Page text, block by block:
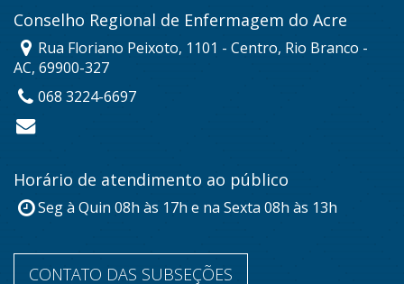
Conselho Regional de Enfermagem do Acre
Rua Floriano Peixoto, 1101 - Centro, Rio Branco -
AC, 69900-327
068 3224-6697
Horário de atendimento ao público
Seg à Quin 08h às 17h e na Sexta 08h às 13h
CONTATO DAS SUBSEÇÕES